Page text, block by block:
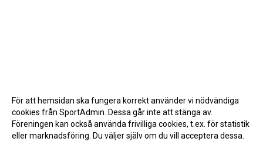
För att hemsidan ska fungera korrekt använder vi nödvändiga
cookies från SportAdmin. Dessa går inte att stänga av.
Föreningen kan också använda frivilliga cookies, t.ex. för statistik
eller marknadsföring. Du väljer själv om du vill acceptera dessa.